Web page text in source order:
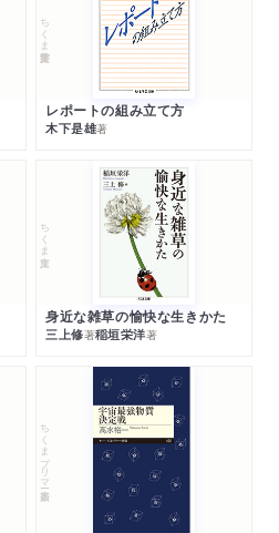
ちくま学芸文庫
レポートの組み立て方
木下是雄著
ちくま文庫
身近な雑草の愉快な生きかた
三上修著稲垣栄洋著
ちくまプリマー新書